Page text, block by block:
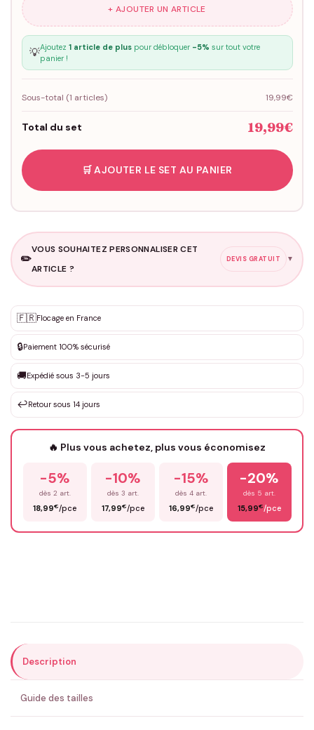
+ AJOUTER UN ARTICLE
💡Ajoutez 1 article de pluspour débloquer -5% sur tout votre
panier !
Sous-total (1 articles) 19,99€
Total du set 19,99€
🛒 AJOUTER LE SET AU PANIER
✏️
VOUS SOUHAITEZ PERSONNALISER CET
ARTICLE ?
DEVIS GRATUIT ▼
✨ Personnalisation sur mesure
DEVIS GRATUIT · Personnalisation de 3 à 10€ selon la demande
Que souhaitez-vous ?*
Votre texte / idée*
Prénom*
ENVOYER MA DEMANDE ✨
💚 Retour sous 24-48h🇫🇷 Flocage en France✅ Validation avant fabrication
🇫🇷Flocage en France
🔒Paiement 100% sécurisé
🚚Expédié sous 3-5 jours
↩️Retour sous 14 jours
🔥 Plus vous achetez, plus vous économisez
-5%
dès 2 art.
18,99€/pce
-10%
dès 3 art.
17,99€/pce
-15%
dès 4 art.
16,99€/pce
-20%
dès 5 art.
15,99€/pce
Description
Guide des tailles